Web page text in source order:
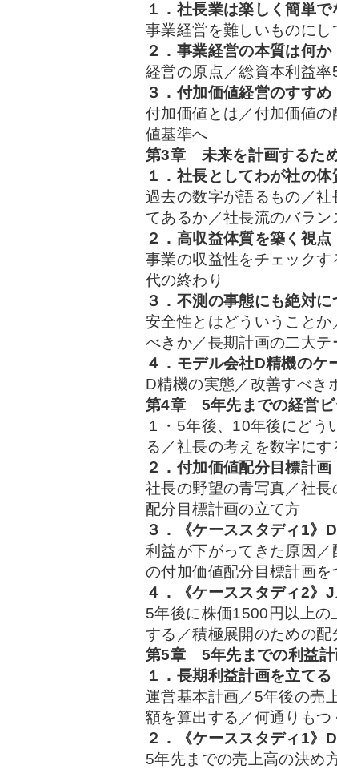
１．社長業は楽しく簡単
事業経営を難しいものに
２．事業経営の本質は何か
経営の原点／総資本利益
３．付加価値経営のすすめ
付加価値とは／付加価値
値基準へ
第3章 未来を計画するた
１．社長としてわが社の
過去の数字が語るもの／
てあるか／社長流のバラ
２．高収益体質を築く視点
事業の収益性をチェック
代の終わり
３．不測の事態にも絶対
安全性とはどういうこと
べきか／長期計画の二大テ
４．モデル会社D精機のケ
D精機の実態／改善すべき
第4章 5年先までの経営ビ
１・5年後、10年後にどう
る／社長の考えを数字に
２．付加価値配分目標計画
社長の野望の青写真／社
配分目標計画の立て方
３．《ケーススタディ1》
利益が下がってきた原因
の付加価値配分目標計画を
４．《ケーススタディ2》
5年後に株価1500円以上の
する／積極展開のための配
第5章 5年先までの利益計
１．長期利益計画を立てる
運営基本計画／5年後の売
額を算出する／何通りもつ
２．《ケーススタディ1》
5年先までの売上高の決め